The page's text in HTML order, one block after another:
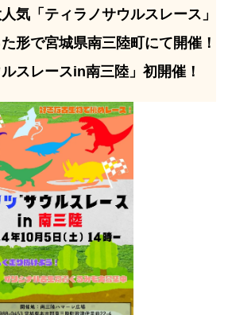
気「ティラノサウルスレース」
形で宮城県南三陸町にて開催！
ルスレースin南三陸」初開催！